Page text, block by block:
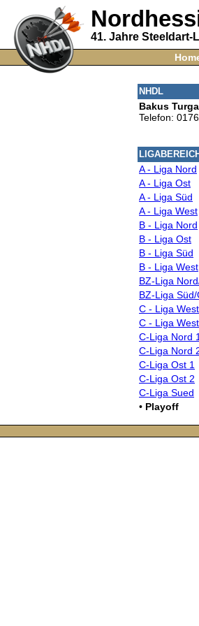
41. Jahre Steeldart-
NHDL
Bakus
Telefon:
A - Liga Nord
A - Liga Ost
A - Liga Süd
A - Liga West
B - Liga Nord
B - Liga Ost
B - Liga Süd
B - Liga West
BZ-Liga
BZ-Liga Süd/
C - Liga West
C - Liga
C-Liga Nord 1
C-Liga Nord
C-Liga Ost 1
C-Liga Ost 2
C-Liga Sued
• Playoff